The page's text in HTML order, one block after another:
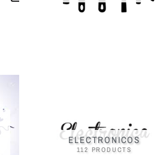
ELECTRONICOS
112 PRODUCTS